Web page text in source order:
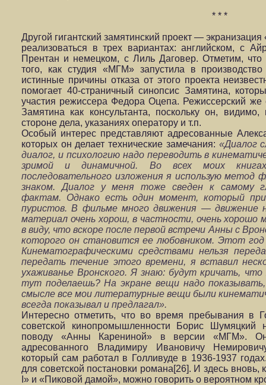
* * *
Другой гигантский замятинский проект —
реализоваться в трех вариантах: английском, с
Прентан и немецком, с Лиль Даговер. Отметим, что
того, как студия «МГМ» запустила в
истинные причины отказа от этого проекта
помогает 40-страничный синопсис Замятина,
участия режиссера Федора Оцепа. Режиссерский
Замятина как консультанта, поскольку он,
стороне дела, указаниях оператору и т.п.
Особый интерес представляют адресованные
которых он делает технические замечания: «Диалог
диалог, и психологию надо переводить в
зримой и динамичной. Во всех моих
последовательного изложения я использую метод
знаком. Диалог у меня тоже сведен к самому
фактам. Однако есть один момент, который
пуристов. В фильме много движения — движение
материал очень хорош, в частности, очень
в виду, что вскоре после первой встречи Анны с
которого он становится ее любовником. Этот
Кинематографическими средствами нельзя
передать течение этого времени, я вставил
ухаживанье Вронского. Я знаю: будут кричать,
тут поделаешь? На экране вещи надо
смысле все мои литературные вещи были
всегда показывал и предлагал».
Интересно отметить, что во время пребывания в
советской кинопромышленности Борис Шумяцкий
поводу «Анны Карениной» в версии «МГМ».
адресованного Владимиру Ивановичу
который сам работал в Голливуде в 1936-1937
для советской постановки романа[26]. И здесь вновь,
I» и «Пиковой дамой», можно говорить о вероятном